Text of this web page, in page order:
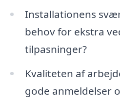
Installationens
behov for ekstra
tilpasninger?
Kvaliteten af
gode anmeldelser